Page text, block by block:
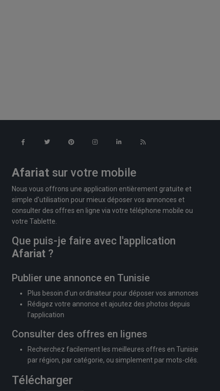
Afariat sur votre mobile
Nous vous offrons une application entièrement gratuite et
simple d'utilisation pour mieux déposer vos annonces et
consulter des offres en ligne via votre téléphone mobile ou
votre Tablette.
Que puis-je faire avec l'application
Afariat ?
Publier une annonce en Tunisie
Plus besoin d'un ordinateur pour déposer vos annonces
Rédigez votre annonce et ajoutez des photos depuis
l'application
Consulter des offres en lignes
Recherchez facilement les meilleures offres en Tunisie
par région, par catégorie, ou simplement par mots-clés.
Télécharger